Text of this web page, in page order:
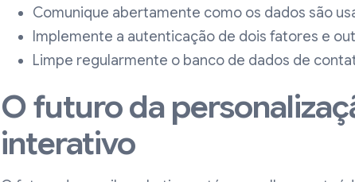
Comunique abertamente como os dados são
Implemente a autenticação de dois fatores e
Limpe regularmente o banco de dados de
O futuro da
interativo